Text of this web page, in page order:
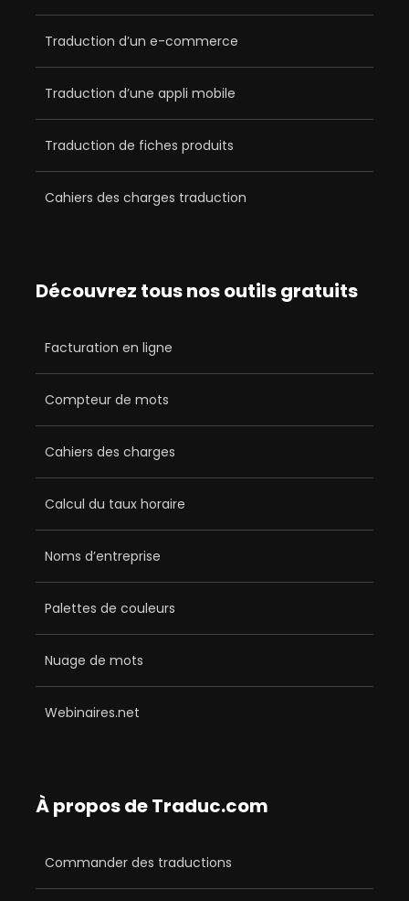
Traduction d’un e-commerce
Traduction d’une appli mobile
Traduction de fiches produits
Cahiers des charges traduction
Découvrez tous nos outils gratuits
Facturation en ligne
Compteur de mots
Cahiers des charges
Calcul du taux horaire
Noms d’entreprise
Palettes de couleurs
Nuage de mots
Webinaires.net
À propos de Traduc.com
Commander des traductions